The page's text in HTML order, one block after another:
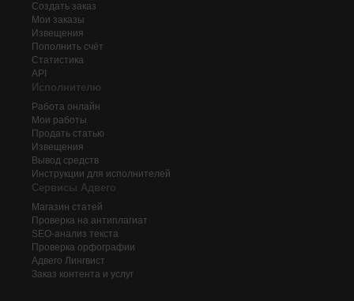
Создать заказ
Мои заказы
Извещения
Пополнить счёт
Статистика
API
Исполнителю
Работа онлайн
Мои работы
Продать статью
Извещения
Вывод средств
Инструкции для исполнителей
Сервисы Адвего
Магазин статей
Проверка на антиплагиат
SEO-анализ текста
Проверка орфографии
Адвего Лингвист
Заказ контента и услуг